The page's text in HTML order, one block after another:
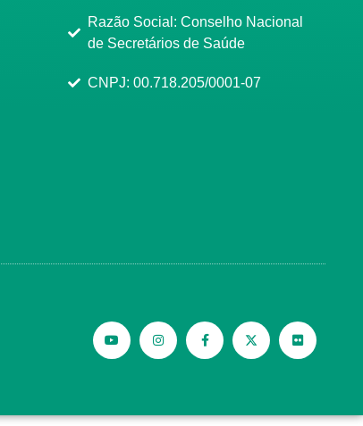
Razão Social: Conselho Nacional
de Secretários de Saúde
CNPJ: 00.718.205/0001-07